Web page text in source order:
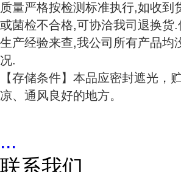
质量严格按检测标准执行,如收到
或菌检不合格,可协洽我司退换货.
生产经验来查,我公司所有产品均
况.
【存储条件】本品应密封遮光，
凉、通风良好的地方。
...
联系我们